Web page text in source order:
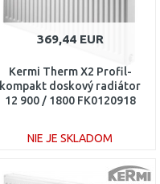
369,44 EUR
Kermi Therm X2 Profil-
kompakt doskový radiátor
12 900 / 1800 FK0120918
NIE JE SKLADOM
DO KOŠÍKA